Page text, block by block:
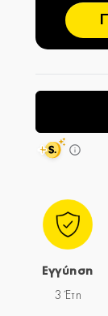
Εγγύηση
3 Έτη